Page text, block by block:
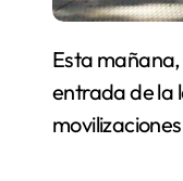
Esta mañana, trabajadoras y trabajadores de Correos han realizado una concentración en la
entrada de la